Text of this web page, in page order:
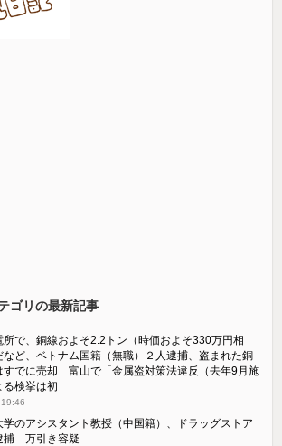
ゴリの最新記事
所で、銅線およそ2.2トン（時価およそ330万円相
など、ベトナム国籍（無職）２人逮捕、盗まれた銅
すでに売却 富山で「金属盗対策法違反（去年9月施
る検挙は初
学のアシスタント教授（中国籍）、ドラッグストア
捕 万引き容疑